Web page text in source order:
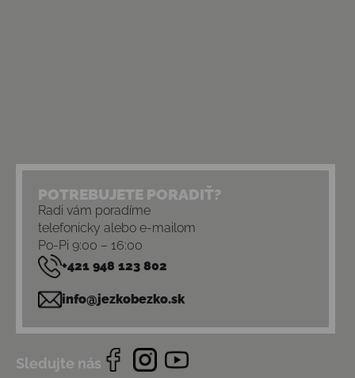
POTREBUJETE PORADIŤ?
Radi vám poradíme
telefonicky alebo e-mailom
Po-Pi 9:00 – 16:00
+421 948 123 802
info@jezkobezko.sk
Sledujte nás